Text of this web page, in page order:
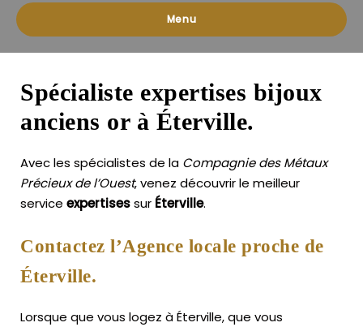
Menu
Spécialiste expertises bijoux
anciens or à Éterville.
Avec les spécialistes de la Compagnie des Métaux
Précieux de l’Ouest, venez découvrir le meilleur
service expertisessur Éterville.
Contactez l’Agence locale proche de
Éterville.
Lorsque que vous logez à Éterville, que vous